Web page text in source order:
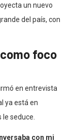
un nuevo
del país, con
foco
en entrevista
ya está en
seduce.
con mi